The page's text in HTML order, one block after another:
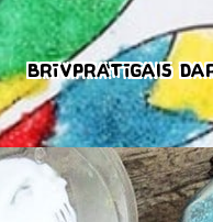
Brīvprātīgais